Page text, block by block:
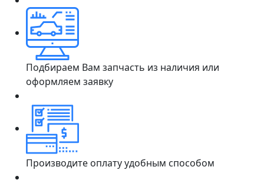
Подбираем Вам запчасть из наличия или
оформляем заявку
Производите оплату удобным способом